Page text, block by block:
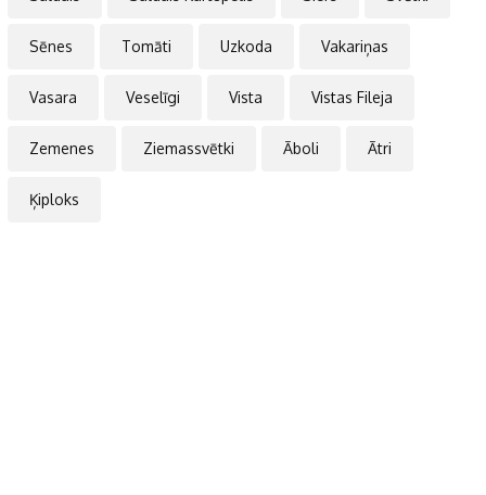
Sēnes Tomāti Uzkoda Vakariņas
Vasara Veselīgi Vista Vistas Fileja
Zemenes Ziemassvētki Āboli Ātri
Ķiploks